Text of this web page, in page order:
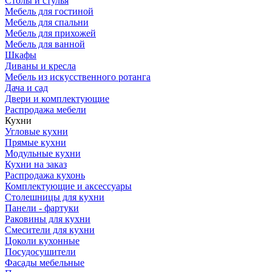
Мебель для гостиной
Мебель для спальни
Мебель для прихожей
Мебель для ванной
Шкафы
Диваны и кресла
Мебель из искусственного ротанга
Дача и сад
Двери и комплектующие
Распродажа мебели
Кухни
Угловые кухни
Прямые кухни
Модульные кухни
Кухни на заказ
Распродажа кухонь
Комплектующие и аксессуары
Столешницы для кухни
Панели - фартуки
Раковины для кухни
Смесители для кухни
Цоколи кухонные
Посудосушители
Фасады мебельные